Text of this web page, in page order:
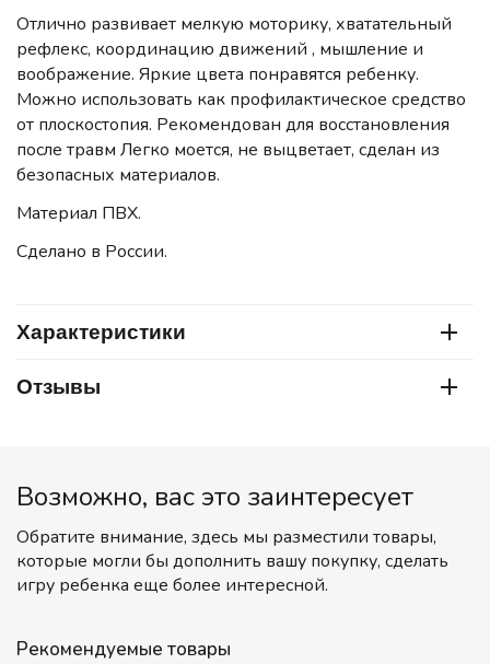
Отлично развивает мелкую моторику, хватательный
рефлекс, координацию движений , мышление и
воображение. Яркие цвета понравятся ребенку.
Можно использовать как профилактическое средство
от плоскостопия. Рекомендован для восстановления
после травм Легко моется, не выцветает, сделан из
безопасных материалов.
Материал ПВХ.
Сделано в России.
Характеристики
Отзывы
Возможно, вас это заинтересует
Обратите внимание, здесь мы разместили товары,
которые могли бы дополнить вашу покупку, сделать
игру ребенка еще более интересной.
Рекомендуемые товары